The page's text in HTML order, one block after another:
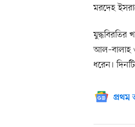
মরদেহ
যুদ্ধবিরতির
আল–বালাহ
ধরেন।